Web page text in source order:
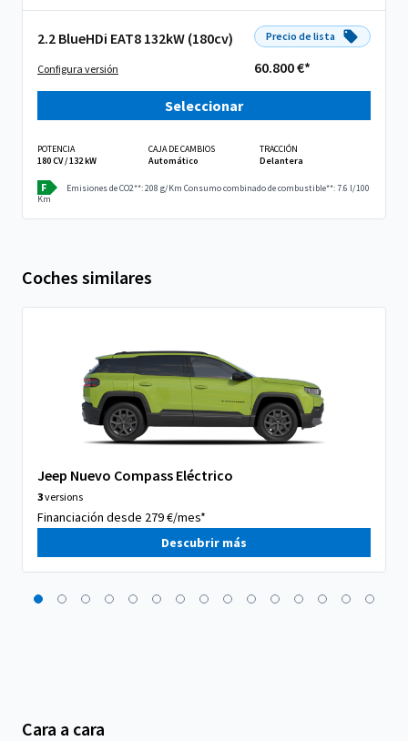
2.2 BlueHDi EAT8 132kW (180cv)
Configura versión
Precio de lista
60.800 €*
Seleccionar
POTENCIA
180 CV / 132 kW
CAJA DE CAMBIOS
Automático
TRACCIÓN
Delantera
F Emisiones de CO2**: 208 g/Km Consumo combinado de combustible**: 7.6 l/100
Km
Coches similares
Jeep Nuevo Compass Eléctrico
3versions
Financiación desde 279 €/mes*
Descubrir más
Cara a cara